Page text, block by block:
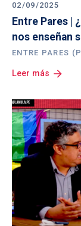
02/09/2025
Entre Pares |
nos enseñan
ENTRE PARES
Leer más arrow_forward